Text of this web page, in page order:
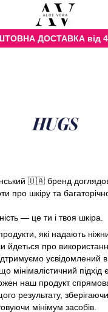
ДОСТАВКА від
🇺🇦 бренд
про шкіру та
— це ти і твоя шкіра.
які надають
йдеться про
усвідомлений
мінімалістичний
наш продукт
результату,
мінімум засобів.